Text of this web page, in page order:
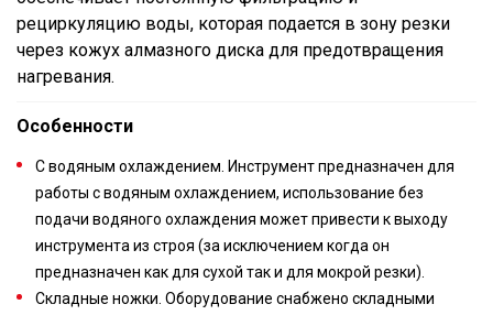
рециркуляцию воды, которая подается в зону резки
через кожух алмазного диска для предотвращения
нагревания.
Особенности
С водяным охлаждением. Инструмент предназначен для
работы с водяным охлаждением, использование без
подачи водяного охлаждения может привести к выходу
инструмента из строя (за исключением когда он
предназначен как для сухой так и для мокрой резки).
Складные ножки. Оборудование снабжено складными